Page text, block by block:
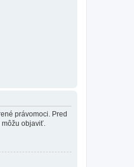
právomoci. Pred
môžu objaviť.